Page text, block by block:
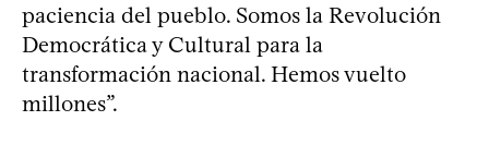
paciencia del pueblo. Somos la Revolución
Democrática y Cultural para la
transformación nacional. Hemos vuelto
millones”.